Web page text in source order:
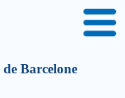
Barcelone